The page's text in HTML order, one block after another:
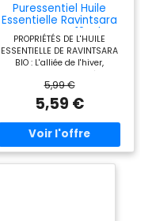
Puressentiel Huile
Essentielle Ravintsara
HEBBD BIO 10 ml
PROPRIÉTÉS DE L'HUILE
ESSENTIELLE DE RAVINTSARA
BIO : L'alliée de l'hiver,
reconnue en aromathérapie
pour ses vertus antivirales et
antibactériennes. CONSEILS
D’UTILISATIONS : Prendre au
maximum 2 gouttes d'huile
essentielle de ravintsara 3 fois
par jour sur un comprimé
neutre Puressentiel (ou 1
5,99 €
5,59 €